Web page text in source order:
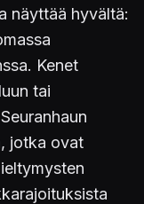
näyttää hyvältä:
Kenet
tai
jotka ovat